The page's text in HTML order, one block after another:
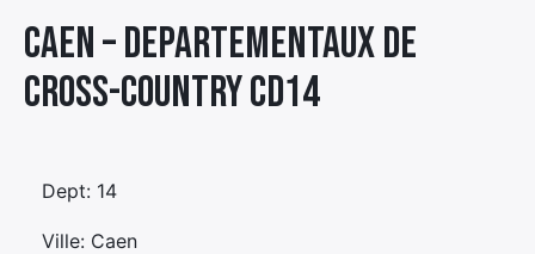
Caen – DEPARTEMENTAUX DE
CROSS-COUNTRY CD14
Dept: 14
Ville: Caen
de
menu
Élément
de
menu
Élément
de